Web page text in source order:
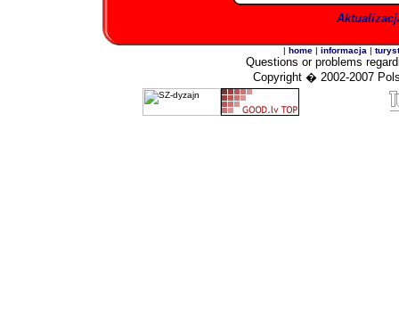
| home | informacja |
Questions or problems
Copyright� 2002-2007